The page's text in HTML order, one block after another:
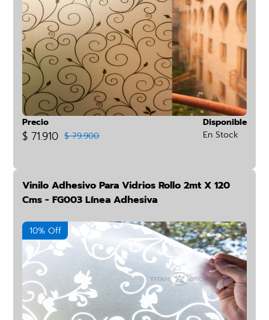
Precio
$ 71.910 $ 79.900
Disponible
En Stock
Vinilo Adhesivo Para Vidrios Rollo 2mt X 120
Cms - FG003 Línea Adhesiva
10% Off